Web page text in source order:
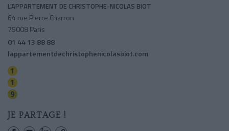
L’APPARTEMENT DE CHRISTOPHE-NICOLAS BIOT
64 rue Pierre Charron
75008 Paris
01 44 13 88 88
lappartementdechristophenicolasbiot.com
JE PARTAGE !